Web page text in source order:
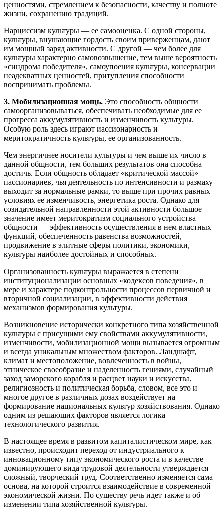
ценностями, стремлением к безопасности, качеству и полноте
жизни, сохранению традиций.
Нарциссизм культуры — ее самооценка. С одной стороны,
культуры, внушающие гордость своим приверженцам, дают
им мощный заряд активности. С другой — чем более для
культуры характерно самовозвышение, тем выше вероятность
«синдрома победителя», самоупоения культуры, консервации
неадекватных ценностей, притупления способности
воспринимать проблемы.
3. Мобилизационная мощь. Это способность общности
самоорганизовываться, обеспечивать необходимые для ее
прогресса аккумулятивность и изменчивость культуры.
Особую роль здесь играют иассионарность и
меритократичность культуры, ее организованность.
Чем энергичнее носители культуры и чем выше их число в
данной общности, тем больших результатов она способна
достичь. Если общность обладает «критической массой»
пассионариев, чья деятельность по интенсивности и размаху
выходит за нормальные рамки, то выше при прочих равных
условиях ее изменчивость, энергетика роста. Однако для
созидательной направленности этой активности большое
значение имеет меритократизм социального устройства
общности — эффективность осуществления в нем властных
функций, обеспеченность равенства возможностей,
продвижение в элитные сферы политики, экономики,
культуры наиболее достойных и способных.
Организованность культуры выражается в степени
институционализации основных «кодексов поведения», в
мере и характере подконтрольности процессов первичной и
вторичной социализации, в эффективности действия
механизмов формирования культуры.
Возникновение исторически конкретного типа хозяйственной
культуры с присущими ему свойствами аккумулятивности,
изменчивости, мобилизационной мощи вызывается огромным
и всегда уникальным множеством факторов. Ландшафт,
климат и местоположение, вовлеченность в войны,
этническое своеобразие и наделенность гениями, случайный
заход заморского корабля и расцвет науки и искусства,
религиозность и политическая борьба, словом, все это и
многое другое в различных дозах воздействует на
формирование национальных культур хозяйствования. Однако
одним из решающих факторов является логика
технологического развития.
В настоящее время в развитом капиталистическом мире, как
известно, происходит переход от индустриального к
инновационному типу экономического роста и в качестве
доминирующего вида трудовой деятельности утверждается
сложный, творческий труд. Соответственно изменяется сама
основа, на которой строится взаимодействие в современной
экономической жизни. По существу речь идет также и об
изменении типа хозяйственной культуры.